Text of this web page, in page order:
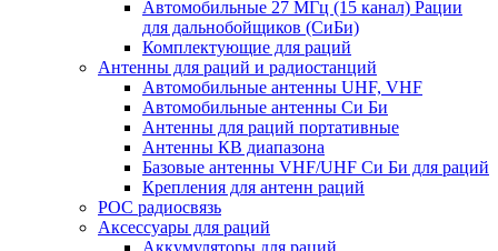
Автомобильные 27 МГц (15 канал) Рации
для дальнобойщиков (СиБи)
Комплектующие для раций
Антенны для раций и радиостанций
Автомобильные антенны UHF, VHF
Автомобильные антенны Си Би
Антенны для раций портативные
Антенны КВ диапазона
Базовые антенны VHF/UHF Си Би для раций
Крепления для антенн раций
POC радиосвязь
Аксессуары для раций
Аккумуляторы для раций